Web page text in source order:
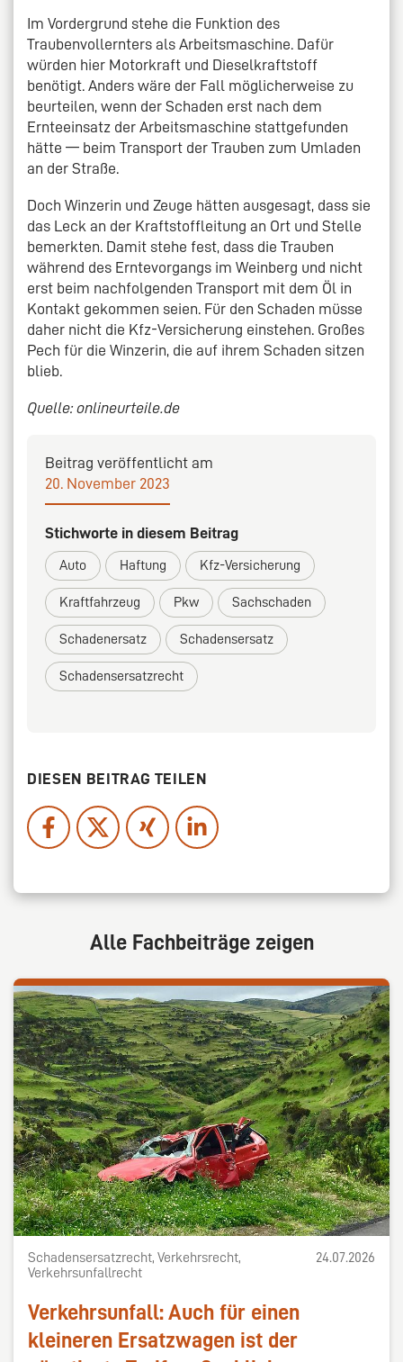
Im Vordergrund stehe die Funktion des
Traubenvollernters als Arbeitsmaschine. Dafür
würden hier Motorkraft und Dieselkraftstoff
benötigt. Anders wäre der Fall möglicherweise zu
beurteilen, wenn der Schaden erst nach dem
Ernteeinsatz der Arbeitsmaschine stattgefunden
hätte — beim Transport der Trauben zum Umladen
an der Straße.
Doch Winzerin und Zeuge hätten ausgesagt, dass sie
das Leck an der Kraftstoffleitung an Ort und Stelle
bemerkten. Damit stehe fest, dass die Trauben
während des Erntevorgangs im Weinberg und nicht
erst beim nachfolgenden Transport mit dem Öl in
Kontakt gekommen seien. Für den Schaden müsse
daher nicht die Kfz-Versicherung einstehen. Großes
Pech für die Winzerin, die auf ihrem Schaden sitzen
blieb.
Quelle: onlineurteile.de
Beitrag veröffentlicht am
20. November 2023
Stichworte in diesem Beitrag
Auto Haftung Kfz-Versicherung
Kraftfahrzeug Pkw Sachschaden
Schadenersatz Schadensersatz
Schadensersatzrecht
DIESEN BEITRAG TEILEN
Alle Fachbeiträge zeigen
Schadensersatzrecht, Verkehrsrecht,
Verkehrsunfallrecht
24.07.2026
Verkehrsunfall: Auch für einen
kleineren Ersatzwagen ist der